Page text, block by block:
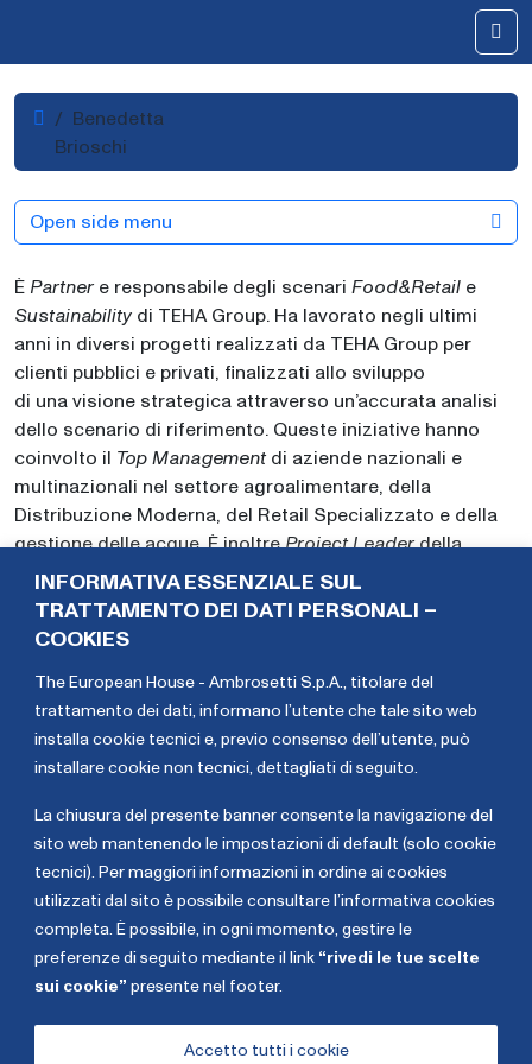
INFORMATIVA ESSENZIALE SUL
TRATTAMENTO DEI DATI PERSONALI –
COOKIES
The European House - Ambrosetti S.p.A., titolare del
trattamento dei dati, informano l’utente che tale sito web
installa cookie tecnici e, previo consenso dell’utente, può
installare cookie non tecnici, dettagliati di seguito
La chiusura del presente banner consente la navigazione del
sito web mantenendo le impostazioni di default (solo cookie
tecnici). Per maggiori informazioni in ordine ai cookies
utilizzati dal sito è possibile consultare l’informativa cookies
completa. È possibile, in ogni momento, gestire le
preferenze di seguito mediante il link “rivedi le tue scelte
sui cookie” presente nel footer.
Accetto tutti i cookie
HomeBenedetta
Brioschi
È Partner e responsabile degli scenari Food&Retail e
Sustainability di TEHA Group. Ha lavorato negli ultimi
anni in diversi progetti realizzati da TEHA Group per
clienti pubblici e privati, finalizzati allo sviluppo
di una visione strategica attraverso un’accurata analisi
dello scenario di riferimento. Queste iniziative hanno
coinvolto il Top Managementdi aziende nazionali e
multinazionali nel settore agroalimentare, della
Distribuzione Moderna, del Retail Specializzato e della
gestione delle acque. È inoltreProject Leaderdella
Community Valore Acqua per l’Italia, della Community
Retail 5.0 e della Community Food&Beverage di TEHA
Group fin dalla loro prima edizione. Ha lavorato nel
Economics e dell’Università Bocconi, specializzandosi in
Economia dello Sviluppo ed Econometria. In precedenza,
ha lavorato presso l’UNIDO – United Nations Industrial
Development Organization a Vienna. Si è laureata
l’Università Bocconi.
Benedetta
Brioschi
Luca
Dal Fabbro
Open side menu
2026